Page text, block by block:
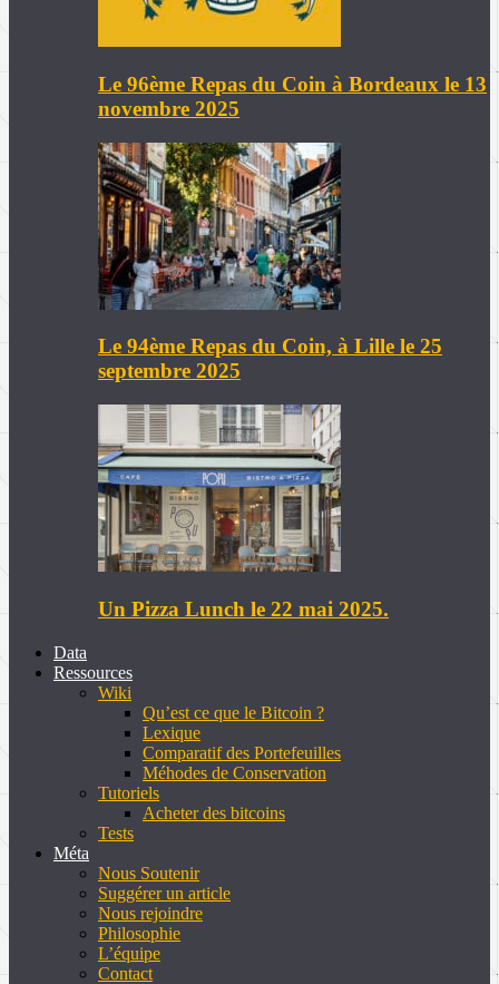
Le 96ème Repas du Coin à Bordeaux le 13
novembre 2025
Le 94ème Repas du Coin, à Lille le 25
septembre 2025
Un Pizza Lunch le 22 mai 2025.
Data
Ressources
Wiki
Qu’est ce que le Bitcoin ?
Lexique
Comparatif des Portefeuilles
Méhodes de Conservation
Tutoriels
Acheter des bitcoins
Tests
Méta
Nous Soutenir
Suggérer un article
Nous rejoindre
Philosophie
L’équipe
Contact